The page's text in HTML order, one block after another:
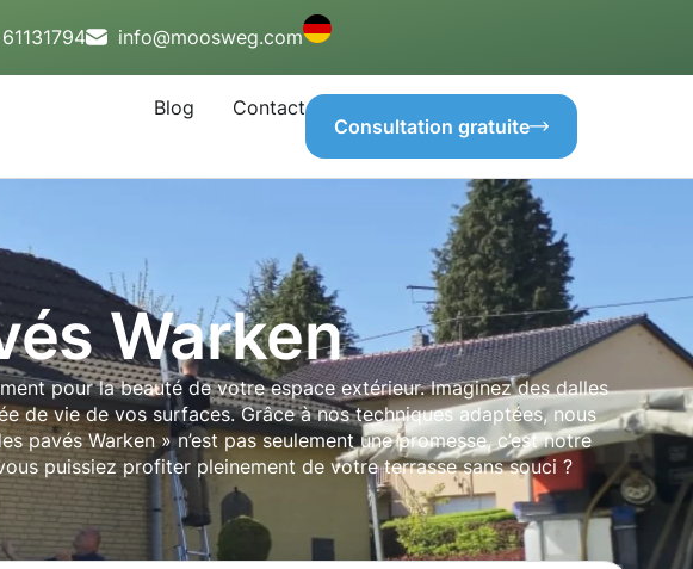
info@moosweg.com
Blog
Contact
Consultation gratuite
Warken
pour la beauté de votre espace extérieur. Imaginez des dalles
de vie de vos surfaces. Grâce à nos techniques adaptées, nous
Warken » n’est pas seulement une promesse, c’est notre
puissiez profiter pleinement de votre terrasse sans souci ?